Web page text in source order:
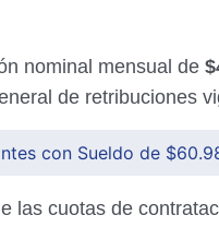
nominal mensual de
de retribuciones
con Sueldo de
las cuotas de